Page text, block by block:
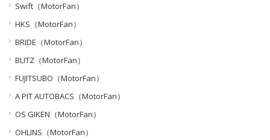
Swift（MotorFan）
HKS（MotorFan）
BRIDE（MotorFan）
BLITZ（MotorFan）
FUJITSUBO（MotorFan）
A PIT AUTOBACS（MotorFan）
OS GIKEN（MotorFan）
OHLINS（MotorFan）